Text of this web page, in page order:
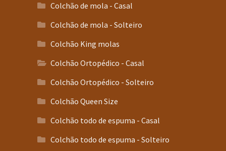
Colchão de mola - Casal
Colchão de mola - Solteiro
Colchão King molas
Colchão Ortopédico - Casal
Colchão Ortopédico - Solteiro
Colchão Queen Size
Colchão todo de espuma - Casal
Colchão todo de espuma - Solteiro